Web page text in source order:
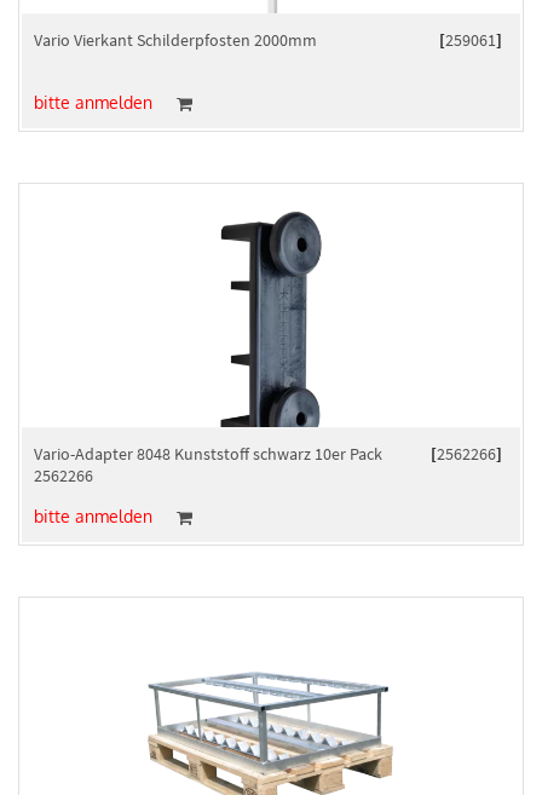
[259061]
Vario Vierkant Schilderpfosten 2000mm
bitte anmelden
[2562266]
Vario-Adapter 8048 Kunststoff schwarz 10er Pack
2562266
bitte anmelden